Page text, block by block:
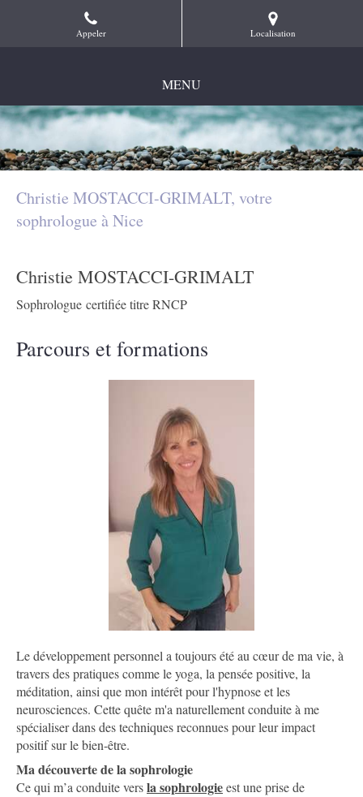
Appeler Localisation
MENU
Christie MOSTACCI-GRIMALT, votre
sophrologue à Nice
Christie MOSTACCI-GRIMALT
Sophrologue certifiée titre RNCP
Parcours et formations
Le développement personnel a toujours été au cœur de ma vie, à
travers des pratiques comme le yoga, la pensée positive, la
méditation, ainsi que mon intérêt pour l'hypnose et les
neurosciences. Cette quête m'a naturellement conduite à me
spécialiser dans des techniques reconnues pour leur impact
positif sur le bien-être.
Ma découverte de la sophrologie
Ce qui m’a conduite versla sophrologieest une prise de